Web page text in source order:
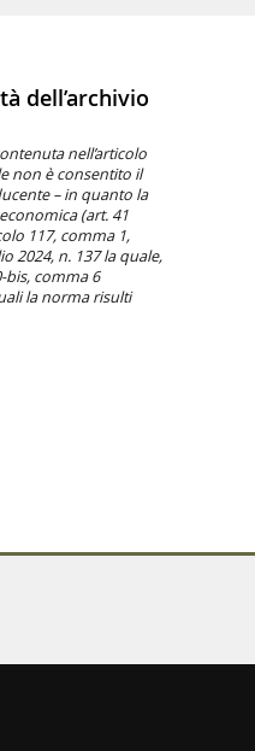
dell’archivio
nell’articolo
non è consentito il
– in quanto la
(art. 41
117, comma 1,
2024, n. 137 la quale,
bis, comma 6
la norma risulti